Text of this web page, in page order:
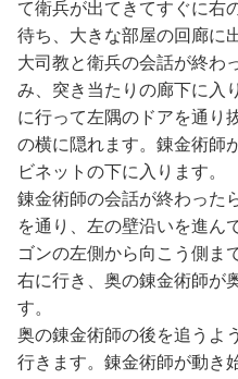
て衛兵が出てきてすぐに右
待ち、大きな部屋の回廊に
大司教と衛兵の会話が終わ
み、突き当たりの廊下に入
に行って左隅のドアを通り
の横に隠れます。錬金術師
ビネットの下に入ります。
錬金術師の会話が終わった
を通り、左の壁沿いを進ん
ゴンの左側から向こう側ま
右に行き、奥の錬金術師が
す。
奥の錬金術師の後を追うよ
行きます。錬金術師が動き